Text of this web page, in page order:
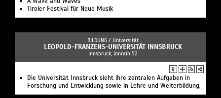
Tiroler Festival für Neue Musik
BILDUNG / Universität
LEOPOLD-FRANZENS-UNIVERSITÄT INNSBRUCK
Innsbruck, Innrain 52
Die Universität Innsbruck sieht ihre zentralen Aufgaben in
Forschung und Entwicklung sowie in Lehre und Weiterbildung.